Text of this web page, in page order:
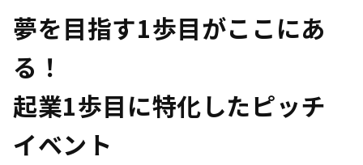
夢を目指す1歩目がここにあ
る！
起業1歩目に特化したピッチ
イベント